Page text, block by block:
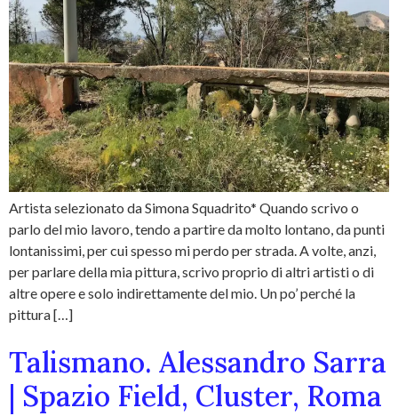
Artista selezionato da Simona Squadrito* Quando scrivo o
parlo del mio lavoro, tendo a partire da molto lontano, da punti
lontanissimi, per cui spesso mi perdo per strada. A volte, anzi,
per parlare della mia pittura, scrivo proprio di altri artisti o di
altre opere e solo indirettamente del mio. Un po’ perché la
pittura […]
Talismano. Alessandro Sarra
| Spazio Field, Cluster, Roma